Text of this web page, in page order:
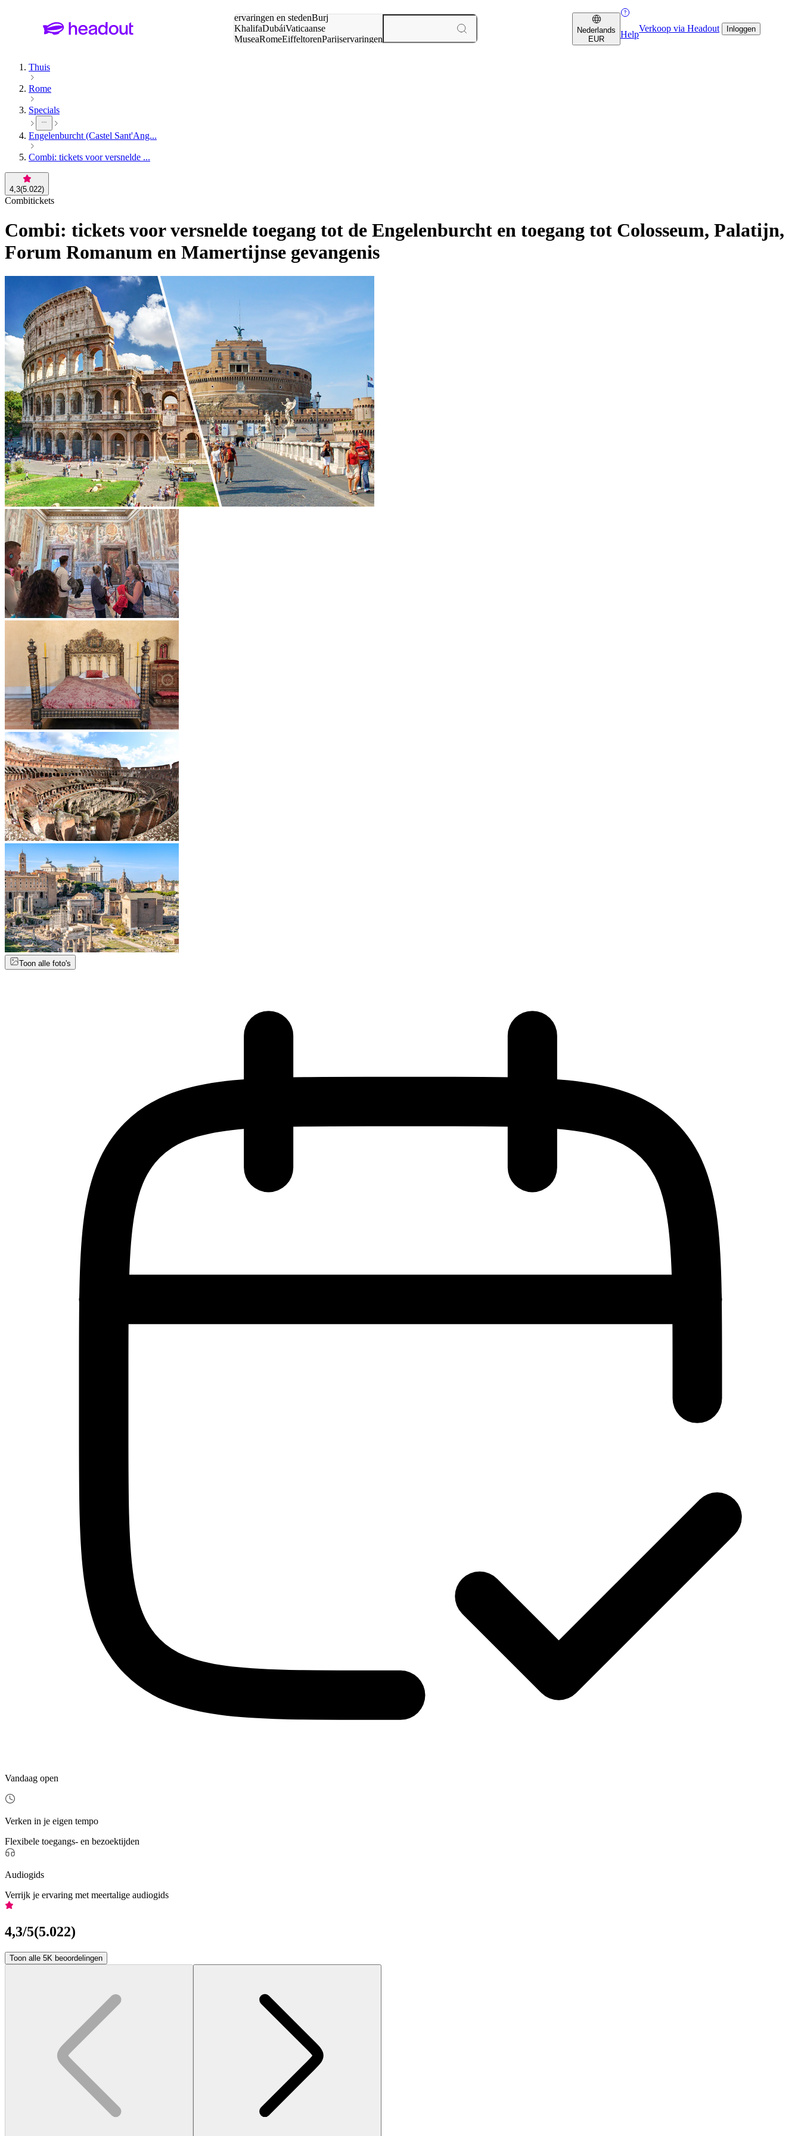
ervaringen en stedenBurj
KhalifaDubáiVaticaanse
MuseaRomeEiffeltorenParijservaringen
Nederlands
EUR
Help
Verkoop via Headout Inloggen
Thuis
Rome
Specials
Engelenburcht (Castel Sant'Ang...
Combi: tickets voor versnelde ...
4,3(5.022)
Combitickets
Combi: tickets voor versnelde toegang tot de Engelenburcht en toegang tot Colosseum, Palatijn,
Forum Romanum en Mamertijnse gevangenis
Toon alle foto's
Vandaag open
Verken in je eigen tempo
Flexibele toegangs- en bezoektijden
Audiogids
Verrijk je ervaring met meertalige audiogids
4,3/5(5.022)
Toon alle 5K beoordelingen